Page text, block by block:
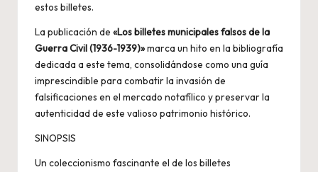
estos billetes.
La publicación de «Los billetes municipales falsos de la
Guerra Civil (1936-1939)»marca un hito en la bibliografía
dedicada a este tema, consolidándose como una guía
imprescindible para combatir la invasión de
falsificaciones en el mercado notafílico y preservar la
autenticidad de este valioso patrimonio histórico.
SINOPSIS
Un coleccionismo fascinante el de los billetes